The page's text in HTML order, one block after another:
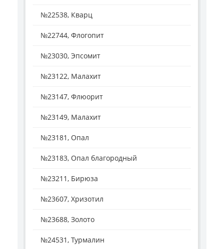
№22538, Кварц
№22744, Флогопит
№23030, Эпсомит
№23122, Малахит
№23147, Флюорит
№23149, Малахит
№23181, Опал
№23183, Опал благородный
№23211, Бирюза
№23607, Хризотил
№23688, Золото
№24531, Турмалин